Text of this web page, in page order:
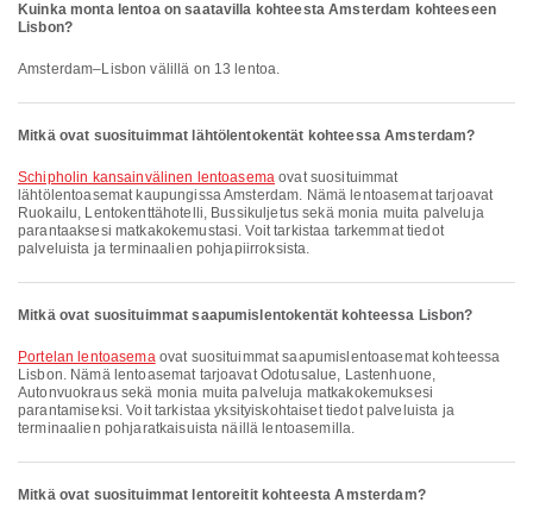
Kuinka monta lentoa on saatavilla kohteesta Amsterdam kohteeseen
Lisbon?
Amsterdam–Lisbon välillä on 13 lentoa.
Mitkä ovat suosituimmat lähtölentokentät kohteessa Amsterdam?
Schipholin kansainvälinen lentoasema ovat suosituimmat
lähtölentoasemat kaupungissa Amsterdam. Nämä lentoasemat tarjoavat
Ruokailu, Lentokenttähotelli, Bussikuljetus sekä monia muita palveluja
parantaaksesi matkakokemustasi. Voit tarkistaa tarkemmat tiedot
palveluista ja terminaalien pohjapiirroksista.
Mitkä ovat suosituimmat saapumislentokentät kohteessa Lisbon?
Portelan lentoasemaovat suosituimmat saapumislentoasemat kohteessa
Lisbon. Nämä lentoasemat tarjoavat Odotusalue, Lastenhuone,
Autonvuokraus sekä monia muita palveluja matkakokemuksesi
parantamiseksi. Voit tarkistaa yksityiskohtaiset tiedot palveluista ja
terminaalien pohjaratkaisuista näillä lentoasemilla.
Mitkä ovat suosituimmat lentoreitit kohteesta Amsterdam?